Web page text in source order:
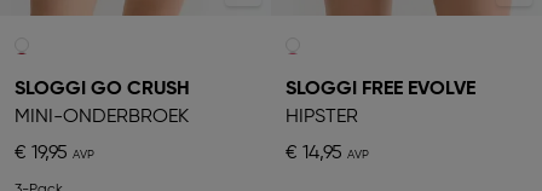
SLOGGI GO CRUSH
MINI-ONDERBROEK
€ 19,95
SLOGGI FREE EVOLVE
HIPSTER
€ 14,95